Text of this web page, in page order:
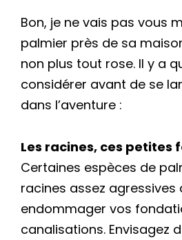
Bon, je ne vais pas vous
palmier près de sa
non plus tout rose. Il y a
considérer avant de se
dans l’aventure :
Les racines, ces petites
Certaines espèces de
racines assez agressives
endommager vos
canalisations. Envisagez